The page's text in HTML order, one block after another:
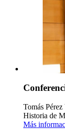
Tomás
Historia de
Más